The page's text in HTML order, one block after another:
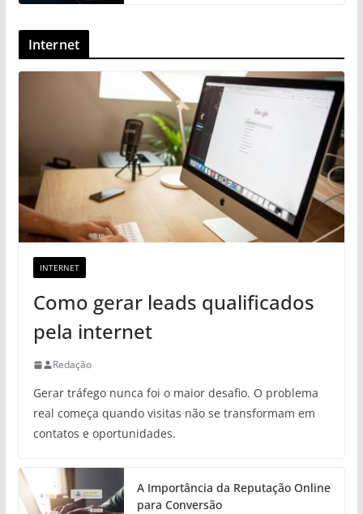
Internet
INTERNET
Como gerar leads qualificados
pela internet
Redação
Gerar tráfego nunca foi o maior desafio. O problema
real começa quando visitas não se transformam em
contatos e oportunidades.
A Importância da Reputação Online
para Conversão